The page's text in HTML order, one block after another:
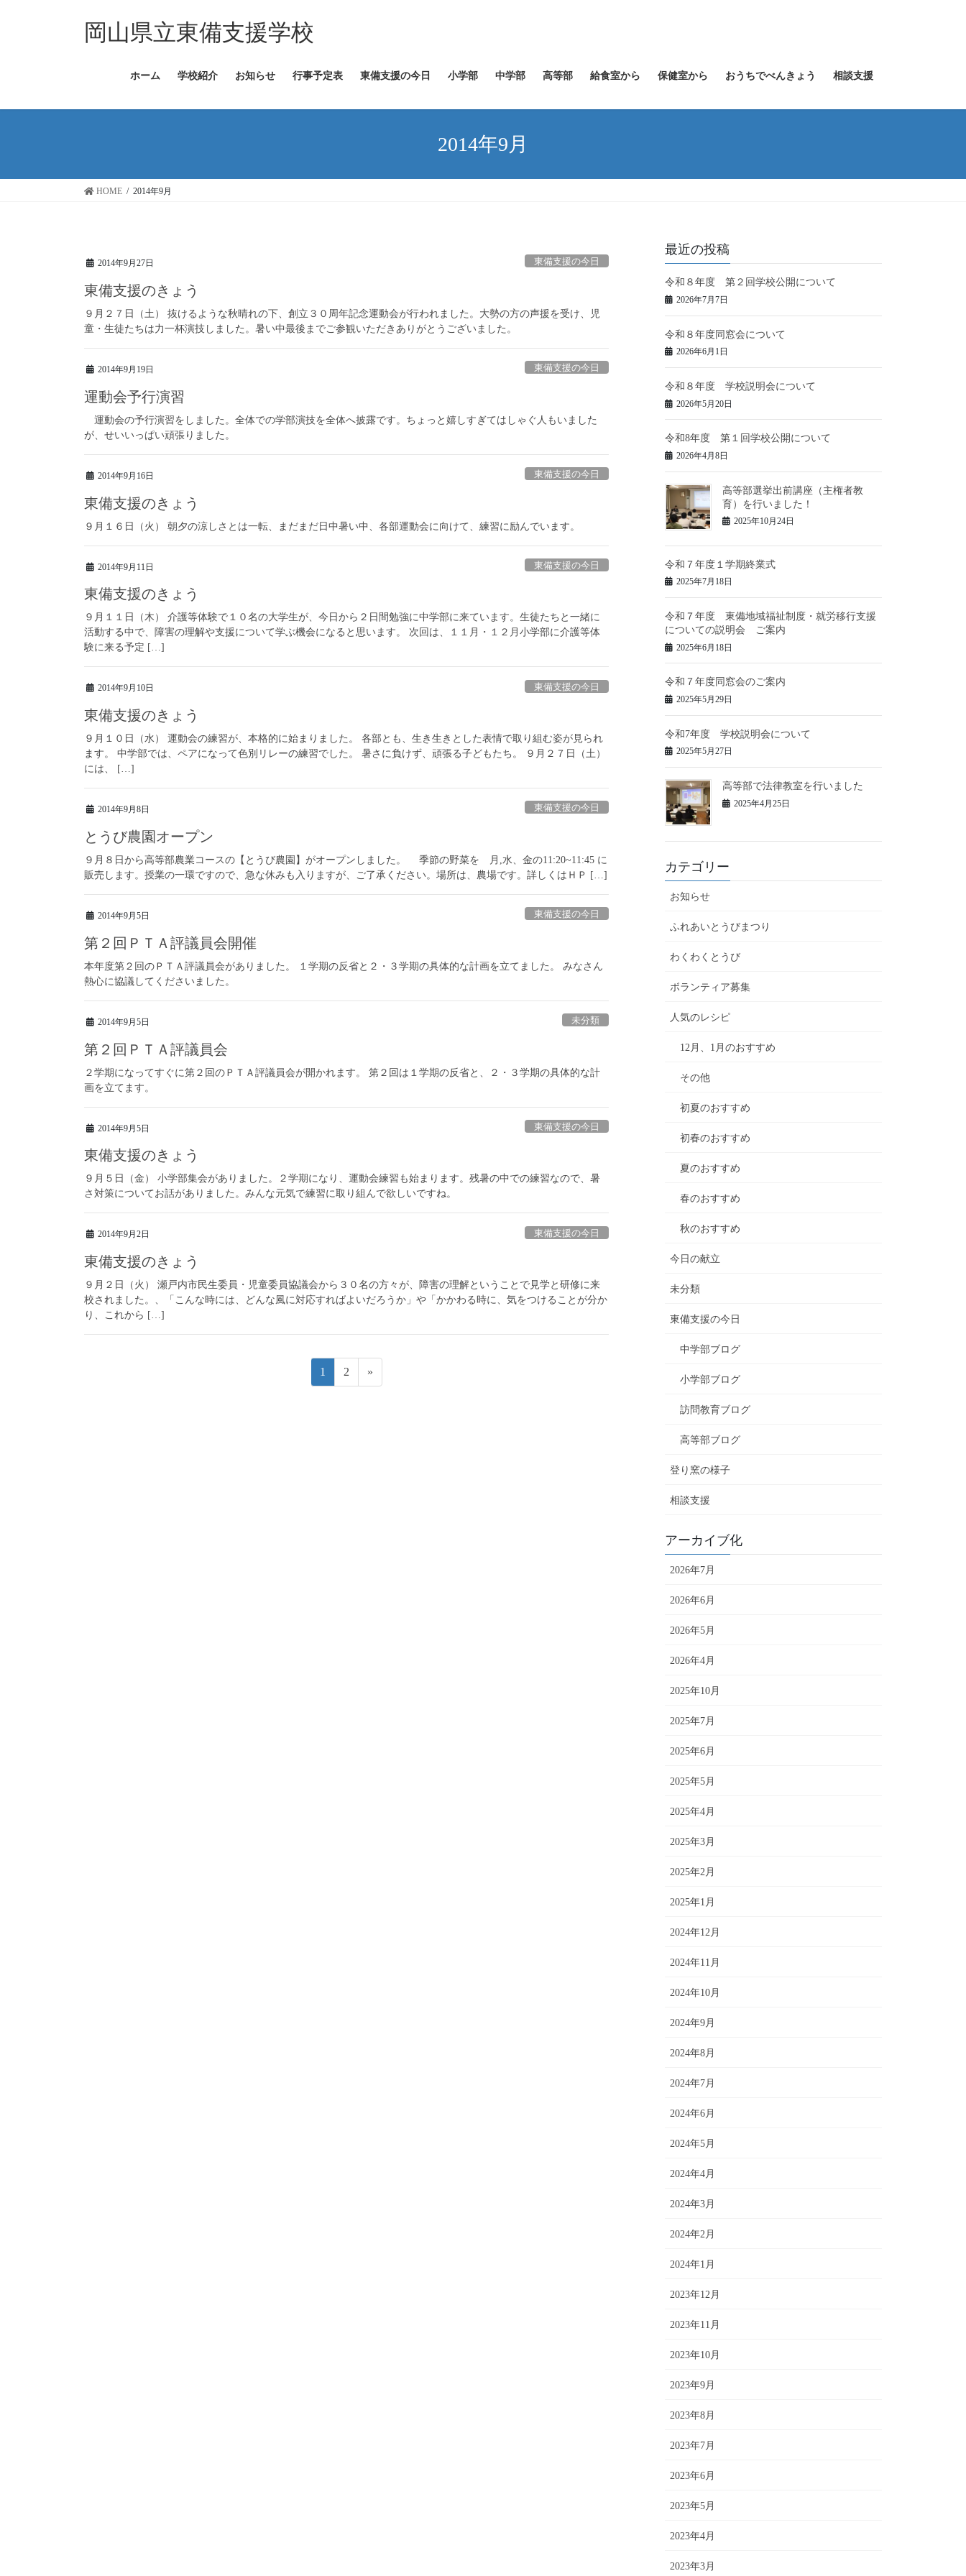
ス
ン
岡山県立東備支援学校
ホーム 学校紹介 お知らせ 行事予定表 東備支援の今日 小学部 中学部 高等部 給食室から 保健室から おうちでべんきょう 相談支援
2014年9月
HOME 2014年9月
2014年9月27日 東備支援の今日
東備支援のきょう
９月２７日（土） 抜けるような秋晴れの下、創立３０周年記念運動会が行われました。大勢の方の声援を受け、児
童・生徒たちは力一杯演技しました。暑い中最後までご参観いただきありがとうございました。
2014年9月19日 東備支援の今日
運動会予行演習
運動会の予行演習をしました。全体での学部演技を全体へ披露です。ちょっと嬉しすぎてはしゃぐ人もいました
が、せいいっぱい頑張りました。
2014年9月16日 東備支援の今日
東備支援のきょう
９月１６日（火） 朝夕の涼しさとは一転、まだまだ日中暑い中、各部運動会に向けて、練習に励んでいます。
2014年9月11日 東備支援の今日
東備支援のきょう
９月１１日（木） 介護等体験で１０名の大学生が、今日から２日間勉強に中学部に来ています。生徒たちと一緒に
活動する中で、障害の理解や支援について学ぶ機会になると思います。 次回は、１１月・１２月小学部に介護等体
験に来る予定 […]
2014年9月10日 東備支援の今日
東備支援のきょう
９月１０日（水） 運動会の練習が、本格的に始まりました。 各部とも、生き生きとした表情で取り組む姿が見られ
ます。 中学部では、ペアになって色別リレーの練習でした。 暑さに負けず、頑張る子どもたち。 ９月２７日（土）
には、 […]
2014年9月8日 東備支援の今日
とうび農園オープン
９月８日から高等部農業コースの【とうび農園】がオープンしました。 季節の野菜を 月,水、金の11:20~11:45 に
販売します。授業の一環ですので、急な休みも入りますが、ご了承ください。場所は、農場です。詳しくはＨＰ […]
2014年9月5日 東備支援の今日
第２回ＰＴＡ評議員会開催
本年度第２回のＰＴＡ評議員会がありました。 １学期の反省と２・３学期の具体的な計画を立てました。 みなさん
熱心に協議してくださいました。
2014年9月5日 未分類
第２回ＰＴＡ評議員会
２学期になってすぐに第２回のＰＴＡ評議員会が開かれます。 第２回は１学期の反省と、２・３学期の具体的な計
画を立てます。
2014年9月5日 東備支援の今日
東備支援のきょう
９月５日（金） 小学部集会がありました。２学期になり、運動会練習も始まります。残暑の中での練習なので、暑
さ対策についてお話がありました。みんな元気で練習に取り組んで欲しいですね。
2014年9月2日 東備支援の今日
東備支援のきょう
９月２日（火） 瀬戸内市民生委員・児童委員協議会から３０名の方々が、障害の理解ということで見学と研修に来
校されました。、「こんな時には、どんな風に対応すればよいだろうか」や「かかわる時に、気をつけることが分か
り、これから […]
固
定
1
固
定
2 »
最近の投稿
令和８年度 第２回学校公開について
2026年7月7日
令和８年度同窓会について
2026年6月1日
令和８年度 学校説明会について
2026年5月20日
令和8年度 第１回学校公開について
2026年4月8日
高等部選挙出前講座（主権者教
育）を行いました！
2025年10月24日
令和７年度１学期終業式
2025年7月18日
令和７年度 東備地域福祉制度・就労移行支援
についての説明会 ご案内
2025年6月18日
令和７年度同窓会のご案内
2025年5月29日
令和7年度 学校説明会について
2025年5月27日
高等部で法律教室を行いました
2025年4月25日
カテゴリー
お知らせ
ふれあいとうびまつり
わくわくとうび
ボランティア募集
人気のレシピ
12月、1月のおすすめ
その他
初夏のおすすめ
初春のおすすめ
夏のおすすめ
春のおすすめ
秋のおすすめ
今日の献立
未分類
東備支援の今日
中学部ブログ
小学部ブログ
訪問教育ブログ
高等部ブログ
登り窯の様子
相談支援
アーカイブ化
2026年7月
2026年6月
2026年5月
2026年4月
2025年10月
2025年7月
2025年6月
2025年5月
2025年4月
2025年3月
2025年2月
2025年1月
2024年12月
2024年11月
2024年10月
2024年9月
2024年8月
2024年7月
2024年6月
2024年5月
2024年4月
2024年3月
2024年2月
2024年1月
2023年12月
2023年11月
2023年10月
2023年9月
2023年8月
2023年7月
2023年6月
2023年5月
2023年4月
2023年3月